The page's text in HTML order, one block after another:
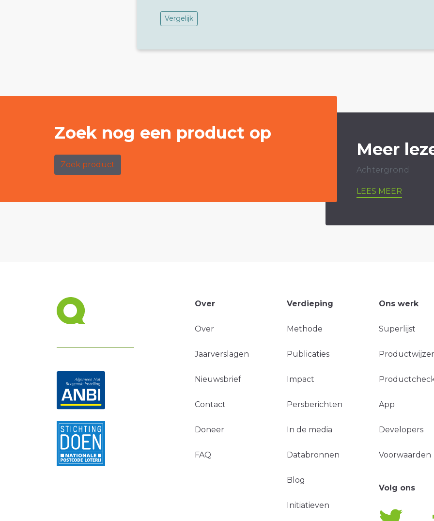
Vergelijk
Zoek nog een product op
Zoek product
Meer
Achtergrond
LEES MEER
Over
Over
Jaarverslagen
Nieuwsbrief
Contact
Doneer
FAQ
Verdieping
Methode
Publicaties
Impact
Persberichten
In de media
Databronnen
Blog
Initiatieven
Ons werk
Superlijst
App
Developers
Voorwaarden
Volg ons